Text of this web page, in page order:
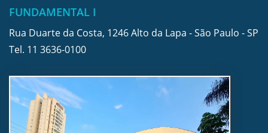
FUNDAMENTAL I
Rua Duarte da Costa, 1246 Alto da Lapa - São Paulo - SP
Tel. 11 3636-0100